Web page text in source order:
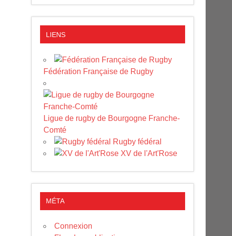
LIENS
Fédération Française de Rugby
Ligue de rugby de Bourgogne Franche-
Comté
Rugby fédéral
XV de l'Art'Rose
MÉTA
Connexion